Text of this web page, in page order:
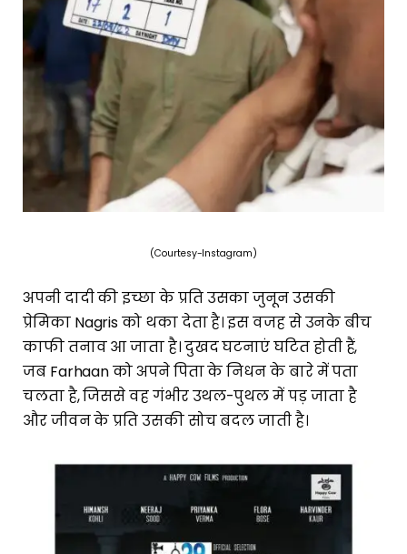
(Courtesy-Instagram)
अपनी दादी की इच्छा के प्रति उसका जुनून उसकी
प्रेमिका Nagris को थका देता है। इस वजह से उनके बीच
काफी तनाव आ जाता है। दुखद घटनाएं घटित होती हैं,
जब Farhaan को अपने पिता के निधन के बारे में पता
चलता है, जिससे वह गंभीर उथल-पुथल में पड़ जाता है
और जीवन के प्रति उसकी सोच बदल जाती है।